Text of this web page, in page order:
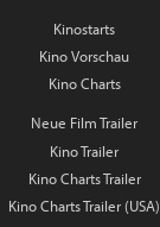
Kinostarts
Kino Vorschau
Kino Charts
Neue Film Trailer
Kino Trailer
Kino Charts Trailer
Kino Charts Trailer (USA)